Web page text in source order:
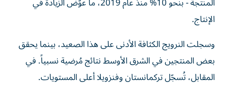
الإنتاج.
وسجلت النرويج الكثافة الأدنى على هذا الصعيد، بينما يحقق
بعض المنتجين في الشرق الأوسط نتائج مُرضية نسبياً. في
المقابل، تُسجّل تركمانستان وفنزويلا أعلى المستويات.